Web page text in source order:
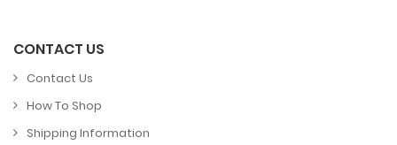
CONTACT US
Contact Us
How To Shop
Shipping Information